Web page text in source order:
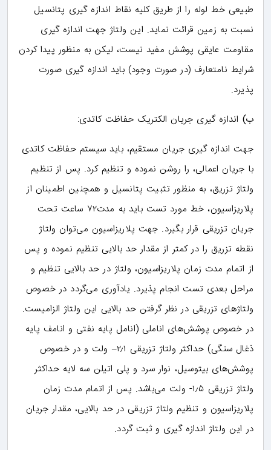
طبیعی خط لوله را از طریق کلیه نقاط اندازه گیری پتانسیل
نسبت به زمین قرائت نماید. این ولتاژ جهت اندازه گیری
مقاومت عایقی پوشش مفید نیست، لیکن به منظور پیدا کردن
شرایط نامتعارف (در صورت وجود) باید اندازه گیری صورت
پذیرد.
ب) اندازه گیری جریان الکتریک حفاظت کاتدی:
جهت اندازه گیری جریان مستقیم، باید سیستم حفاظت کاتدی
با جریان اعمالی، را روشن نموده و تنظیم کرد. پس از تنظیم
ولتاژ تزریق، به منظور تثبیت پتانسیل و همچنین اطمینان از
پلاریزاسیون، خط مورد تست باید به مدت۷۲ ساعت تحت
جریان تزریقی قرار بگیرد. جهت پلاریزاسیون می‌توان ولتاژ
نقطه تزریق را در کمتر از مقدار حد بالایی تنظیم نموده و پس
از اتمام مدت زمان پلاریزاسیون، ولتاژ در حد بالایی تنظیم و
مراحل بعدی تست انجام پذیرد. یادآوری می‌گردد در خصوص
ولتاژهای تزریقی در نظر گرفتن حد بالایی این ولتاژ الزامیست.
در خصوص پوشش‌های اناملی (انامل پایه نفتی و انامف پایه
ذغال سنگی) حداکثر ولتاژ تزریقی ۲٫۱– ولت و در خصوص
پوشش‌های بیتوسیل، نوار سرد و پلی اتیلن سه لایه حداکثر
ولتاژ تزریقی ۱٫۵- ولت می‌باشد. پس از اتمام مدت زمان
پلاریزاسیون و تنظیم ولتاژ تزریقی در حد بالایی، مقدار جریان
در این ولتاژ اندازه گیری و ثبت گردد.